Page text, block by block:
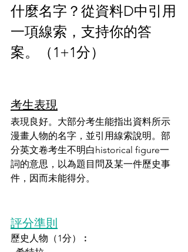
什麼名字？從資料D中引用
一項線索，支持你的答
案。（1+1分）
考生表現
表現良好。大部分考生能指出資料所示
漫畫人物的名字，並引用線索說明。部
分英文卷考生不明白historical figure一
詞的意思，以為題目問及某一件歷史事
件，因而未能得分。
評分準則
歷史人物 （1分）
︰